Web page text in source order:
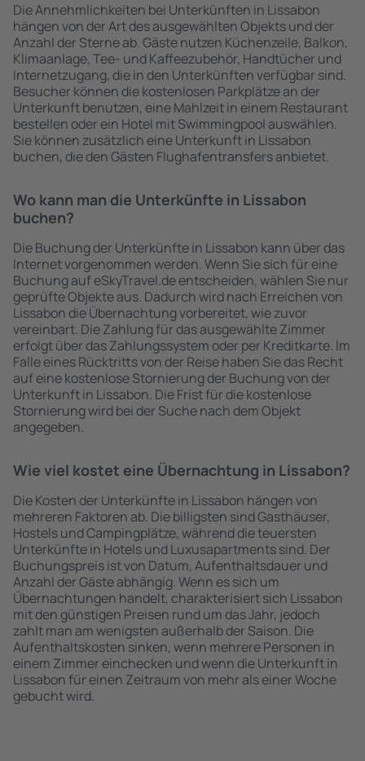
Die Annehmlichkeiten bei Unterkünften in Lissabon
hängen von der Art des ausgewählten Objekts und der
Anzahl der Sterne ab. Gäste nutzen Küchenzeile, Balkon,
Klimaanlage, Tee- und Kaffeezubehör, Handtücher und
Internetzugang, die in den Unterkünften verfügbar sind.
Besucher können die kostenlosen Parkplätze an der
Unterkunft benutzen, eine Mahlzeit in einem Restaurant
bestellen oder ein Hotel mit Swimmingpool auswählen.
Sie können zusätzlich eine Unterkunft in Lissabon
buchen, die den Gästen Flughafentransfers anbietet.
Wo kann man die Unterkünfte in Lissabon
buchen?
Die Buchung der Unterkünfte in Lissabon kann über das
Internet vorgenommen werden. Wenn Sie sich für eine
Buchung auf eSkyTravel.de entscheiden, wählen Sie nur
geprüfte Objekte aus. Dadurch wird nach Erreichen von
Lissabon die Übernachtung vorbereitet, wie zuvor
vereinbart. Die Zahlung für das ausgewählte Zimmer
erfolgt über das Zahlungssystem oder per Kreditkarte. Im
Falle eines Rücktritts von der Reise haben Sie das Recht
auf eine kostenlose Stornierung der Buchung von der
Unterkunft in Lissabon. Die Frist für die kostenlose
Stornierung wird bei der Suche nach dem Objekt
angegeben.
Wie viel kostet eine Übernachtung in Lissabon?
Die Kosten der Unterkünfte in Lissabon hängen von
mehreren Faktoren ab. Die billigsten sind Gasthäuser,
Hostels und Campingplätze, während die teuersten
Unterkünfte in Hotels und Luxusapartments sind. Der
Buchungspreis ist von Datum, Aufenthaltsdauer und
Anzahl der Gäste abhängig. Wenn es sich um
Übernachtungen handelt, charakterisiert sich Lissabon
mit den günstigen Preisen rund um das Jahr, jedoch
zahlt man am wenigsten außerhalb der Saison. Die
Aufenthaltskosten sinken, wenn mehrere Personen in
einem Zimmer einchecken und wenn die Unterkunft in
Lissabon für einen Zeitraum von mehr als einer Woche
gebucht wird.